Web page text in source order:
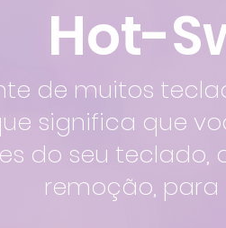
Hot-
de muitos
significa que
do seu
remoção,